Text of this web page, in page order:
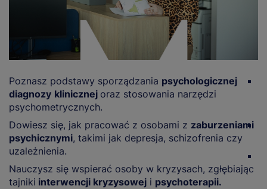
Poznasz podstawy sporządzania psychologicznej
diagnozy klinicznej oraz stosowania narzędzi
psychometrycznych.
Dowiesz się, jak pracować z osobami z zaburzeniami
psychicznymi, takimi jak depresja, schizofrenia czy
uzależnienia.
Nauczysz się wspierać osoby w kryzysach, zgłębiając
tajniki interwencji kryzysowej i psychoterapii.